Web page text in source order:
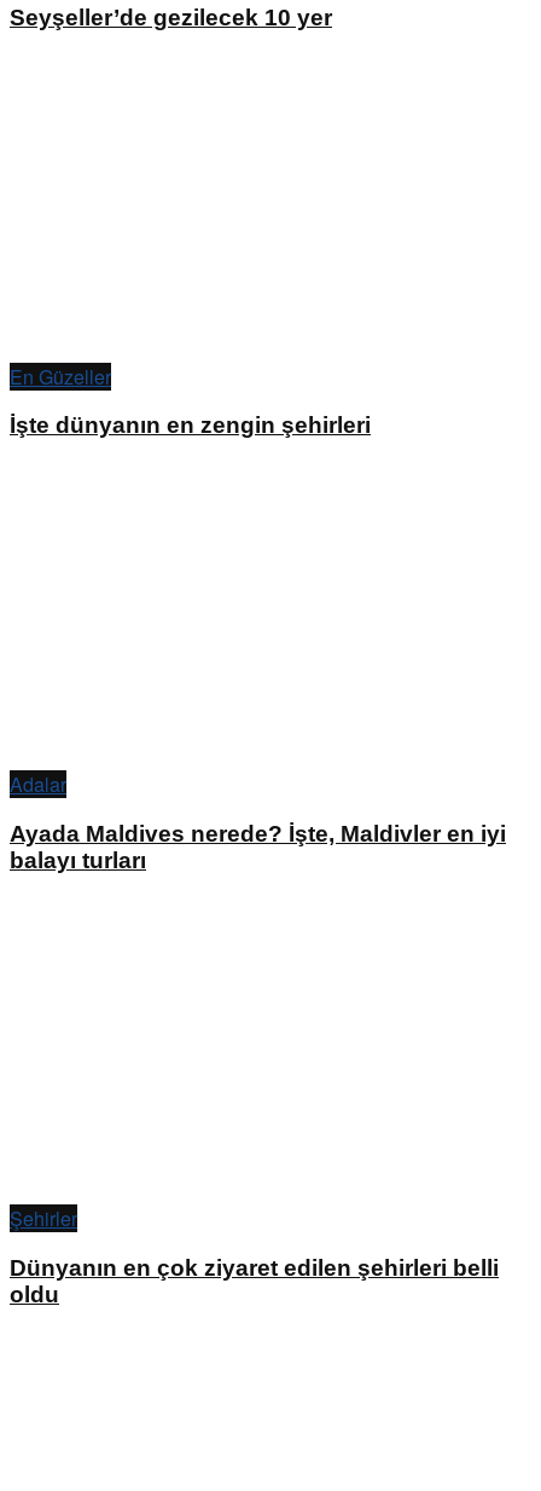
Seyşeller’de gezilecek 10 yer
En Güzeller
İşte dünyanın en zengin şehirleri
Adalar
Ayada Maldives nerede? İşte, Maldivler en iyi
balayı turları
Şehirler
Dünyanın en çok ziyaret edilen şehirleri belli
oldu